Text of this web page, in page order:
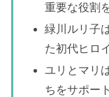
重要な役割
緑川ルリ子
た初代ヒロ
ユリとマリ
ちをサポート